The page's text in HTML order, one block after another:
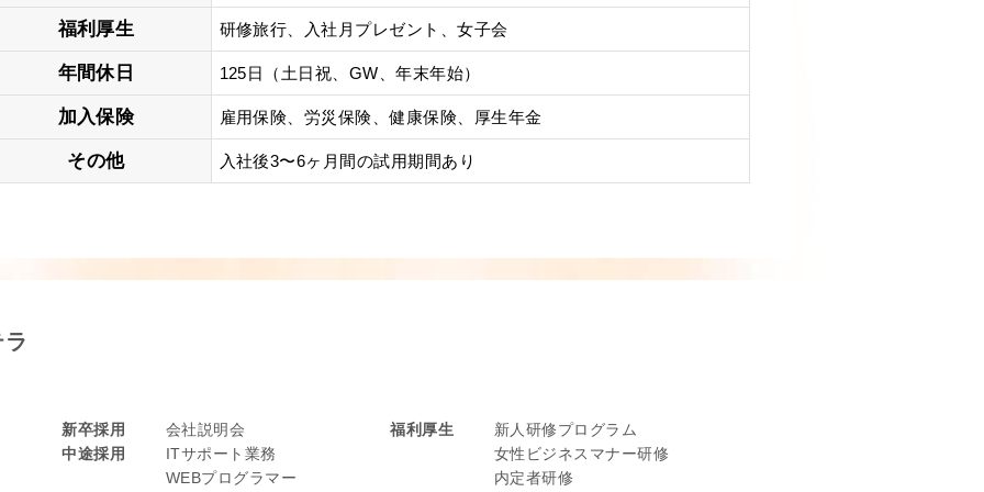
福利厚生 研修旅行、入社月プレゼント、女子会
年間休日 125日（土日祝、GW、年末年始）
加入保険 雇用保険、労災保険、健康保険、厚生年金
その他 入社後3〜6ヶ月間の試用期間あり
新卒採用
中途採用
会社説明会
ITサポート業務
WEBプログラマー
福利厚生
新人研修プログラム
女性ビジネスマナー研修
内定者研修